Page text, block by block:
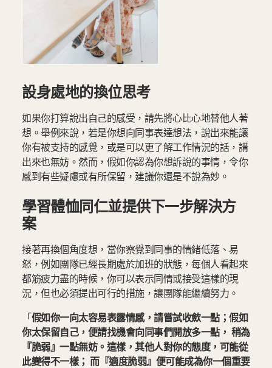
設身處地的換位思考
如果你打算說出自己的感受，請先將心比心地替他人著
想。舉例來說，若是你想向同事表達想法，說出來能讓
你有被支持的感覺，或是可以更了解工作情況的話，講
出來也無妨。然而，假如你認為你想訴說的事情，令你
感到有些疑慮或有所保留，建議你還是不說為妙。
學習體恤同仁並提供下一步解決方
案
接著再換個角度想，當你察覺到同事的情緒低落、易
怒，例如團隊已經長期處於加班的狀態，每個人看起來
都筋疲力盡的時候，你可以表示同情或接受這樣的現
況，但也必須提出可行的措施，讓團隊能繼續努力。
「 假如你一向太容易表露情感，請嘗試收歛一點；假如
你太保留自己，便請找機會向同事們開放多一點， 稍為
『脆弱』一點無妨。這樣，其他人對你的態度，可能從
此變得不一樣； 而『適度脆弱』便可能成為你一個重要